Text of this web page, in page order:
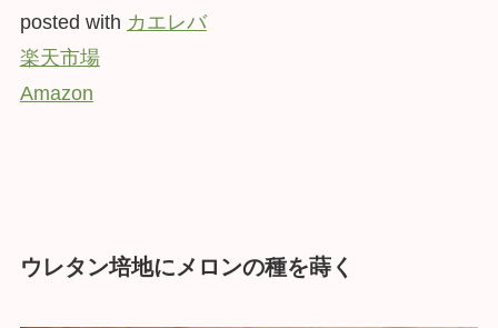
posted with カエレバ
楽天市場
Amazon
ウレタン培地にメロンの種を蒔く